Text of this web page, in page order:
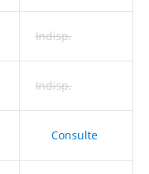
Indisp.
Indisp.
Consulte